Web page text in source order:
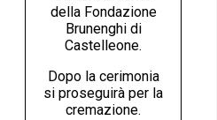
della Fondazione
Brunenghi di
Castelleone.
Dopo la cerimonia
si proseguirà per la
cremazione.